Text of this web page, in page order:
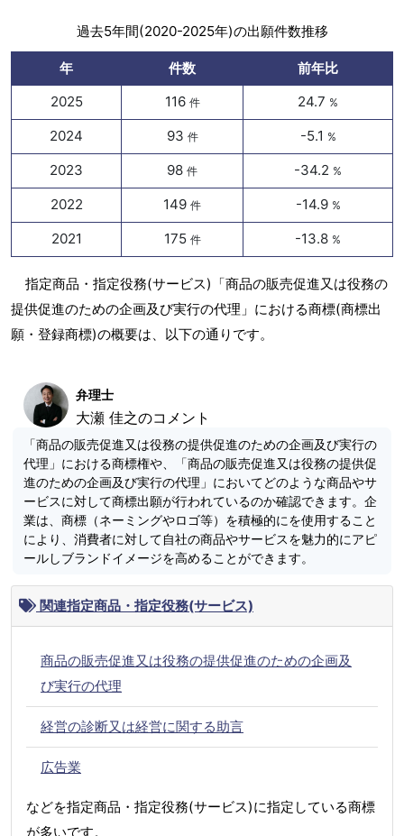
過去5年間(2020-2025年)の出願件数推移
年 件数
前年比
2025
116 件 24.7 %
2024 93 件 -5.1 %
2023 98 件 -34.2 %
2022 149 件 -14.9 %
2021 175 件 -13.8 %
指定商品・指定役務(サービス)「商品の販売促進又は役務の
提供促進のための企画及び実行の代理」における商標(商標出
願・登録商標)の概要は、以下の通りです。
弁理士
大瀬 佳之のコメント
「商品の販売促進又は役務の提供促進のための企画及び実行の
代理」における商標権や、「商品の販売促進又は役務の提供促
進のための企画及び実行の代理」においてどのような商品やサ
ービスに対して商標出願が行われているのか確認できます。企
業は、商標（ネーミングやロゴ等）を積極的にを使用すること
により、消費者に対して自社の商品やサービスを魅力的にアピ
ールしブランドイメージを高めることができます。
関連指定商品・指定役務(サービス)
商品の販売促進又は役務の提供促進のための企画及
び実行の代理
経営の診断又は経営に関する助言
広告業
などを指定商品・指定役務(サービス)に指定している商標
が多いです。